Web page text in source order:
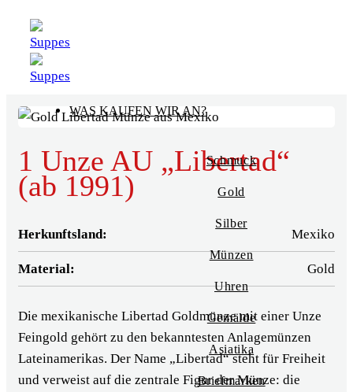
Zum
Inhalt
springen
WAS KAUFEN WIR AN?
Schmuck
Gold
Silber
Münzen
Uhren
Gemälde
Asiatika
Briefmarken
1 Unze AU „Libertad“
(ab 1991)
Herkunftsland: Mexiko
Material: Gold
Die mexikanische Libertad Goldmünze mit einer Unze
Feingold gehört zu den bekanntesten Anlagemünzen
Lateinamerikas. Der Name „Libertad“ steht für Freiheit
und verweist auf die zentrale Figur der Münze: die